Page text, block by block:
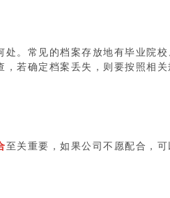
。常见的档案存放地有毕业院
若确定档案丢失，则要按照相
至关重要，如果公司不愿配合，